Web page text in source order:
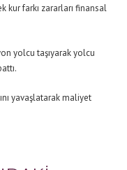
kur farkı zararları finansal
yolcu taşıyarak yolcu
yavaşlatarak maliyet